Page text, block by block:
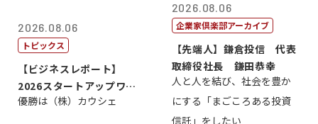
2026.08.06
トピックス
【ビジネスレポート】
2026スタートアップワー
ルドカップ東京
優勝は（株）カウシェ
2026.08.06
企業家倶楽部アーカイブ
【先端人】鎌倉投信 代表
取締役社長 鎌田恭幸
人と人を結び、社会を豊か
にする「まごころある投資
信託」をしたい